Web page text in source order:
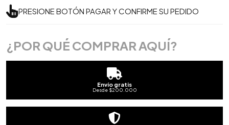
PRESIONE BOTÓN PAGAR Y CONFIRME SU PEDIDO
¿POR QUÉ COMPRAR AQUÍ?
Envío gratis
Desde $200.000